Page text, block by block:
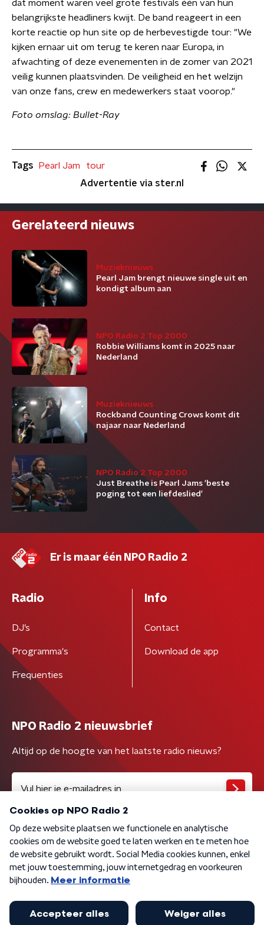
dat moment waren veel grote festivals één van hun
belangrijkste headliners kwijt. De band reageert in een
korte reactie op hun site op de herbevestigde tour: "We
kijken ernaar uit om terug te keren naar Europa, in
afwachting of deze evenementen in de zomer van 2021
veilig kunnen plaatsvinden. De veiligheid en het welzijn
van onze fans, crew en medewerkers staat voorop."
Foto omslag: Bullet-Ray
Tags Pearl Jam
tour
Advertentie via ster.nl
Gerelateerd nieuws
Muzieknieuws
Pearl Jam brengt nieuwe single uit en
kondigt album aan
NPO Radio 2 Top 2000
Robbie Williams komt in 2025 naar
Nederland
Muzieknieuws
Rockband Counting Crows komt dit
najaar naar Nederland
NPO Radio 2 Top 2000
Just Breathe is Pearl Jams 'beste
poging tot een liefdeslied'
Er is maar één NPO Radio 2
Radio
DJ’s
Programma's
Frequenties
Info
Contact
Download de app
NPO Radio 2 nieuwsbrief
Altijd op de hoogte van het laatste radio nieuws?
Algemene voorwaarden